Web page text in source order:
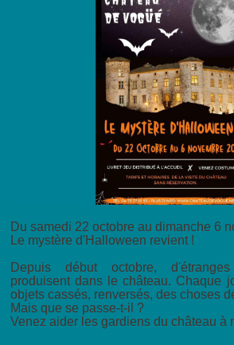
Du samedi 22 octobre au dimanche 6
Le mystère d'Halloween revient !
Depuis début octobre,
produisent dans le château. Chaque
objets cassés, renversés, des choses
Mais que se passe-t-il ?
Venez aider les gardiens du château à